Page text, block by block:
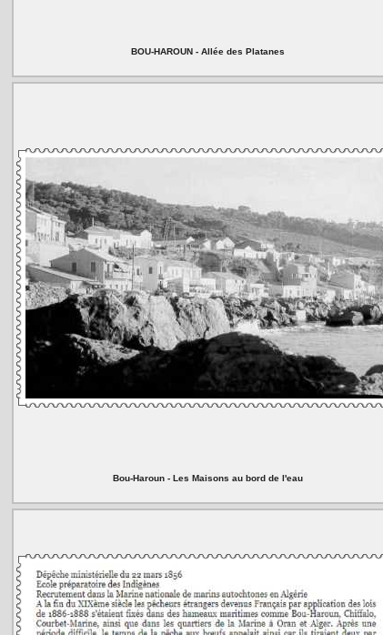
BOU-HAROUN - Allée des Platanes
Bou-Haroun - Les Maisons au bord de l'eau